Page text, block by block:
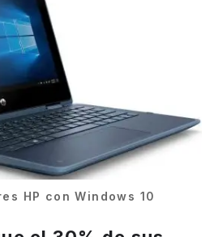
HP con Windows 10